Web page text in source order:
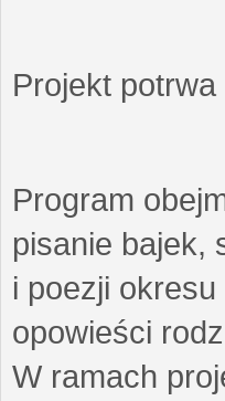
Projekt potrwa
Program
pisanie bajek,
i poezji
opowieści
W ramach